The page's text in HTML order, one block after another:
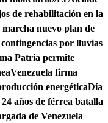
de rehabilitación en la
marcha nuevo plan de
por lluvias
Patria permite
Venezuela firma
energéticaDía
años de férrea batalla
de Venezuela